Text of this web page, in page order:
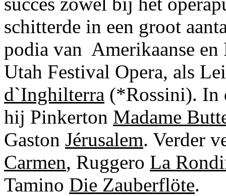
schitterde in een groot
podia van Amerikaanse en
Utah Festival Opera, als
d`Inghilterra (*Rossini). In
hij Pinkerton Madame
Gaston Jérusalem. Verder
Carmen, Ruggero La
Tamino Die Zauberflöte.